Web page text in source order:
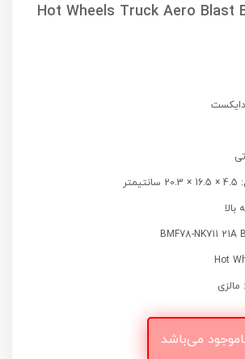
Hot Wheels Truck Aero Blast
مالزی
می‌باشد